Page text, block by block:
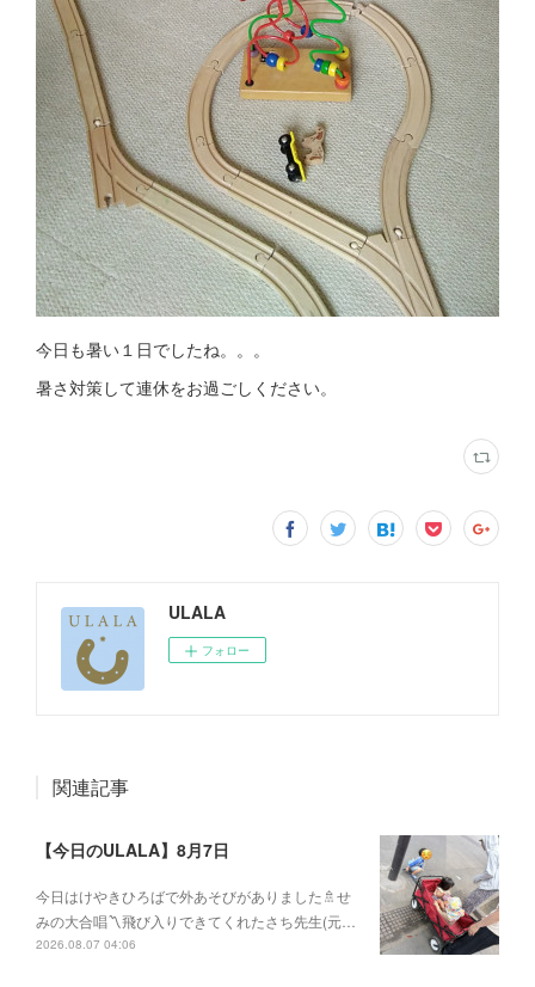
今日も暑い１日でしたね。。。
暑さ対策して連休をお過ごしください。
ULALA
フォロー
関連記事
【今日のULALA】8月7日
今日はけやきひろばで外あそびがありました🚿せ
みの大合唱〽飛び入りできてくれたさち先生(元…
2026.08.07 04:06